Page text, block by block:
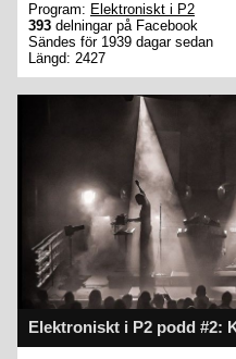
Program: Elektroniskt i P2
393 delningar på Facebook
Sändes för 1939 dagar sedan
Längd: 2427
Elektroniskt i P2 podd #2: